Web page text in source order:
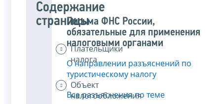
Содержание
страницы
Плательщики
налога
Объект
налогообложения
Письма ФНС России,
обязательные для применения
налоговыми органами
О направлении разъяснений по
туристическому налогу
Все разъяснения по теме